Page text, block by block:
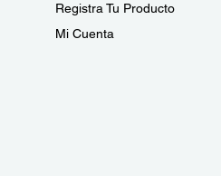
Registra Tu Producto
Mi Cuenta